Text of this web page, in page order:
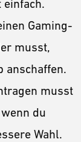
einfach.
Gaming-
musst,
anschaffen.
musst
du
Wahl.